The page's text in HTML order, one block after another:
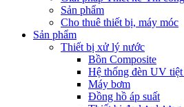
Sản phẩm
Cho thuê thiết bị, máy móc
Sản phẩm
Thiết bị xử lý nước
Bồn Composite
Hệ thống đèn UV
Máy bơm
Đồng hồ áp suất